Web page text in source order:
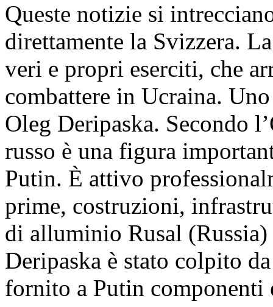
Queste notizie si
direttamente la Svizzera.
veri e propri eserciti, che
combattere in Ucraina.
Oleg Deripaska. Secondo
russo è una figura
Putin. È attivo
prime, costruzioni,
di alluminio Rusal
Deripaska è stato colpito
fornito a Putin componenti